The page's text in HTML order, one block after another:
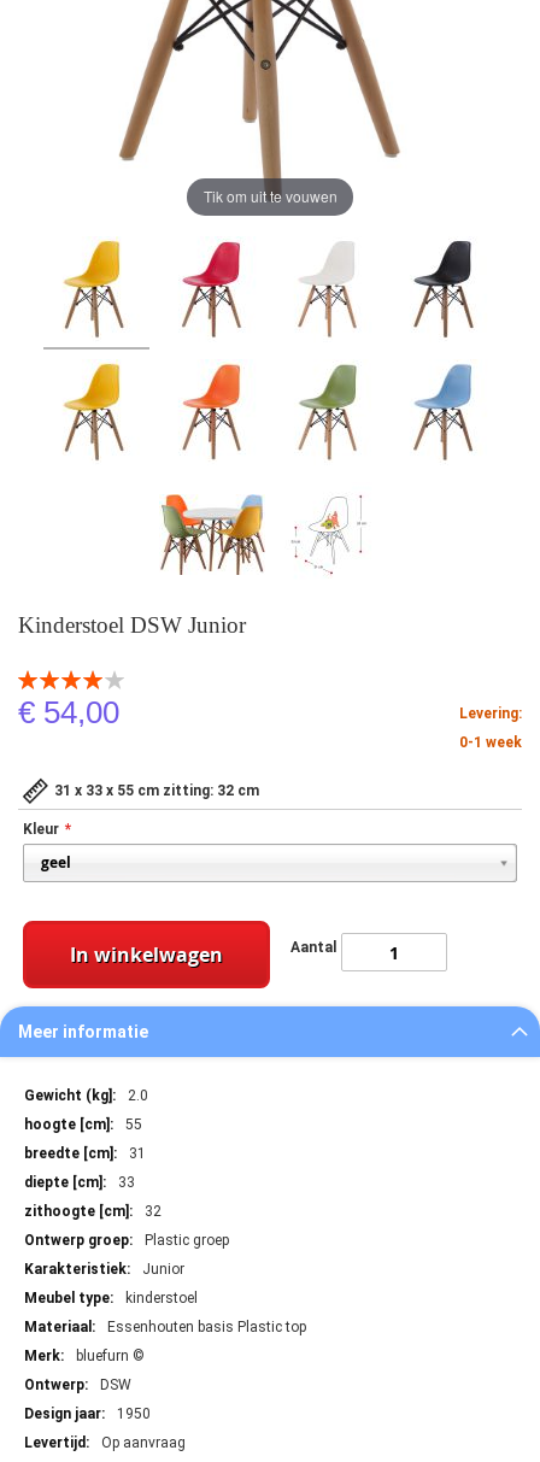
Kinderstoel DSW Junior
Beoordeling:
80
% of 100
€ 54,00
Levering:
0-1 week
31 x 33 x 55 cm zitting: 32 cm
Kleur
Aantal
In winkelwagen
Tik om uit te vouwen
Meer informatie
Meer
informatie
2.0
55
31
33
32
Plastic groep
Junior
kinderstoel
Essenhouten basis Plastic top
bluefurn ©
DSW
1950
Op aanvraag